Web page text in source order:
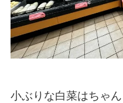
小ぶりな白菜はちゃ